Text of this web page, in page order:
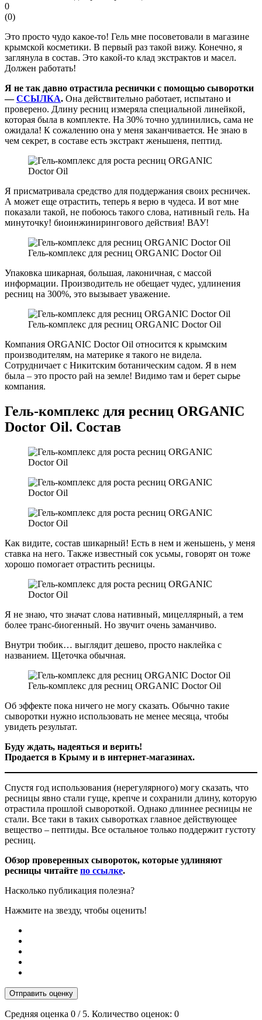
0
(0)
Это просто чудо какое-то! Гель мне посоветовали в магазине
крымской косметики. В первый раз такой вижу. Конечно, я
заглянула в состав. Это какой-то клад экстрактов и масел.
Должен работать!
Я не так давно отрастила реснички с помощью сыворотки
—ССЫЛКА. Она действительно работает, испытано и
проверено. Длину ресниц измеряла специальной линейкой,
которая была в комплекте. На 30% точно удлинились, сама не
ожидала! К сожалению она у меня заканчивается. Не знаю в
чем секрет, в составе есть экстракт женьшеня, пептид.
Я присматривала средство для поддержания своих ресничек.
А может еще отрастить, теперь я верю в чудеса. И вот мне
показали такой, не побоюсь такого слова, нативный гель. На
минуточку! биоинжинирингового действия! ВАУ!
Гель-комплекс для ресниц ORGANIC Doctor Oil
Упаковка шикарная, большая, лаконичная, с массой
информации. Производитель не обещает чудес, удлинения
ресниц на 300%, это вызывает уважение.
Гель-комплекс для ресниц ORGANIC Doctor Oil
Компания ORGANIC Doctor Oil относится к крымским
производителям, на материке я такого не видела.
Сотрудничает с Никитским ботаническим садом. Я в нем
была – это просто рай на земле! Видимо там и берет сырье
компания.
Гель-комплекс для ресниц ORGANIC
Doctor Oil. Состав
Как видите, состав шикарный! Есть в нем и женьшень, у меня
ставка на него. Также известный сок усьмы, говорят он тоже
хорошо помогает отрастить ресницы.
Я не знаю, что значат слова нативный, мицеллярный, а тем
более транс-биогенный. Но звучит очень заманчиво.
Внутри тюбик… выглядит дешево, просто наклейка с
названием. Щеточка обычная.
Гель-комплекс для ресниц ORGANIC Doctor Oil
Об эффекте пока ничего не могу сказать. Обычно такие
сыворотки нужно использовать не менее месяца, чтобы
увидеть результат.
Буду ждать, надеяться и верить!
Продается в Крыму и в интернет-магазинах.
Спустя год использования (нерегулярного) могу сказать, что
ресницы явно стали гуще, крепче и сохранили длину, которую
отрастила прошлой сывороткой. Однако длиннее ресницы не
стали. Все таки в таких сыворотках главное действующее
вещество – пептиды. Все остальное только поддержит густоту
ресниц.
Обзор проверенных сывороток, которые удлиняют
ресницы читайте по ссылке.
Насколько публикация полезна?
Нажмите на звезду, чтобы оценить!
Отправить оценку
Средняя оценка 0 / 5. Количество оценок: 0